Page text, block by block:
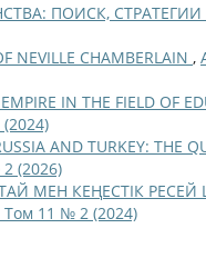
ПОИСК,
NEVILLE CHAMBERLAIN ,
IN THE FIELD OF
AND TURKEY: THE
(2026)
МЕН КЕҢЕСТІК РЕСЕЙ
Том 11 № 2 (2024)